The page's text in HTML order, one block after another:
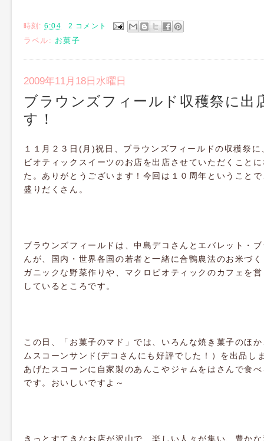
時刻: 6:04 2 コメント
ラベル: お菓子
2009年11月18日水曜日
ブラウンズフィールド収穫祭に出
す！
１１月２３日(月)祝日、ブラウンズフィールドの収穫祭に
ビオティックスイーツのお店を出店させていただくこと
た。ありがとうございます！今回は１０周年ということ
盛りだくさん。
ブラウンズフィールドは、中島デコさんとエバレット・
んが、国内・世界各国の若者と一緒に合鴨農法のお米づ
ガニックな野菜作りや、マクロビオティックのカフェを
しているところです。
この日、「お菓子のマド」では、いろんな焼き菓子のほ
ムスコーンサンド(デコさんにも好評でした！）を出品し
あげたスコーンに自家製のあんこやジャムをはさんで食
です。おいしいですよ～
きっとすてきなお店が沢山で、楽しい人々が集い、豊か